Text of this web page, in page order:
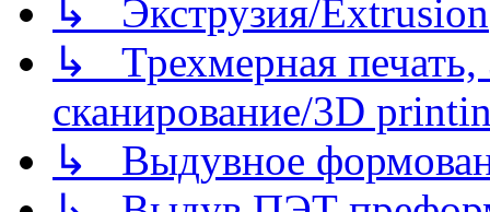
↳ Экструзия/Extrusion
↳ Трехмерная
сканирование/3D
↳ Выдувное